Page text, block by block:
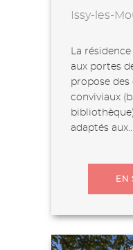
Issy-les-
La
aux portes
propose
conviviaux
adaptés aux...
EN